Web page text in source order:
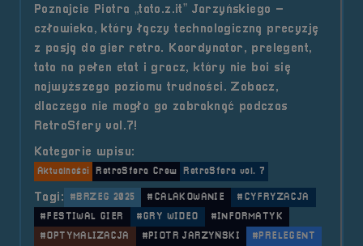
Poznajcie Piotra „tato.z.it” Jarzyńskiego –
człowieka, który łączy technologiczną precyzję
z pasją do gier retro. Koordynator, prelegent,
tata na pełen etat i gracz, który nie boi się
najwyższego poziomu trudności. Zobacz,
dlaczego nie mogło go zabraknąć podczas
RetroSfery vol.7!
Kategorie wpisu:
Aktualności RetroSfera Crew RetroSfera vol. 7
Tagi: #BRZEG 2025 #CALAKOWANIE
#CYFRYZACJA
#FESTIWAL GIER
#GRY WIDEO
#INFORMATYK
#OPTYMALIZACJA
#PIOTR JARZYŃSKI
#PRELEGENT